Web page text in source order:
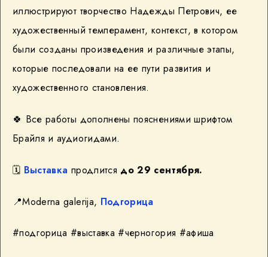
иллюстрируют творчество Надежды Петрович, ее
художественный темперамент, контекст, в котором
были созданы произведения и различные этапы,
которые последовали на ее пути развития и
художественного становления.
🍀 Все работы дополнены пояснениями шрифтом
Брайля и аудиогидами.
🗓 Выставка продлится до 29 сентября.
📍Moderna galerija, Подгорица
#подгорица #выставка #черногория #афиша